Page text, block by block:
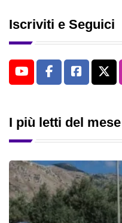
Iscriviti e Seguici
I più letti del mese